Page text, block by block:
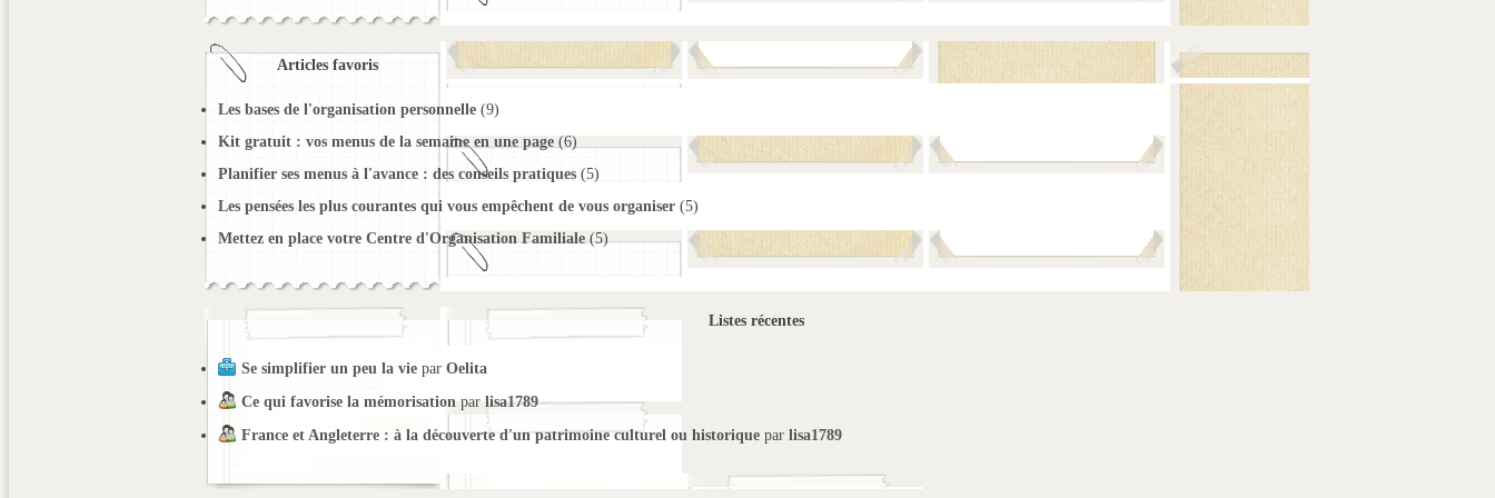
Articles favoris
Les bases de l'organisation personnelle(9)
Kit gratuit : vos menus de la semaine en une page(6)
Planifier ses menus à l'avance : des conseils pratiques(5)
Les pensées les plus courantes qui vous empêchent de vous organiser(5)
Mettez en place votre Centre d'Organisation Familiale(5)
Listes récentes
Se simplifier un peu la viepar Oelita
Ce qui favorise la mémorisationpar lisa1789
France et Angleterre : à la découverte d'un patrimoine culturel ou historiquepar lisa1789